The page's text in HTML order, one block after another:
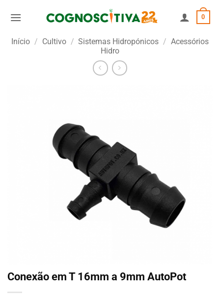
0
Início / Cultivo / Sistemas Hidropónicos / Acessórios
Hidro
Conexão em T 16mm a 9mm AutoPot